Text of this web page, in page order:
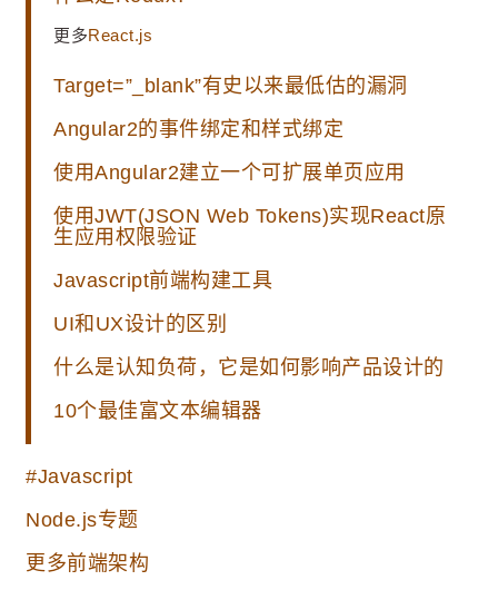
更多React.js
Target=”_blank”有史以来最低估的漏洞
Angular2的事件绑定和样式绑定
使用Angular2建立一个可扩展单页应用
使用JWT(JSON Web Tokens)实现React原
生应用权限验证
Javascript前端构建工具
UI和UX设计的区别
什么是认知负荷，它是如何影响产品设计的
10个最佳富文本编辑器
#Javascript
Node.js专题
更多前端架构